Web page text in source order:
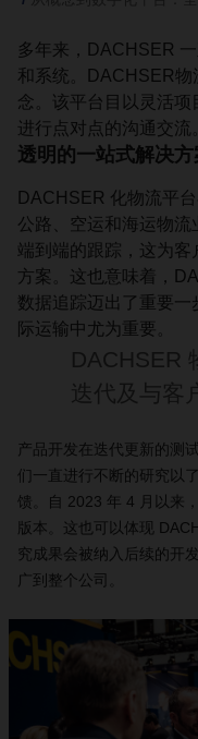
多年来，DACHSER
和系统。DACHSER物
念。该平台目以灵活
进行点对点的沟通交流
透明的一站式解决方
DACHSER 化物流平
公路、空运和海运物
端到端的跟踪，这为客
方案。这也意味着，
数据追踪迈出了重要一
际运输中尤为重要。
DACHSER
迭代及与客
产品开发在迭代更新的测
们一直进行不断的研究以
馈。自 2023 年 4 月以来
版本。这也可以体现
究成果会被纳入后续的开
广到整个公司。